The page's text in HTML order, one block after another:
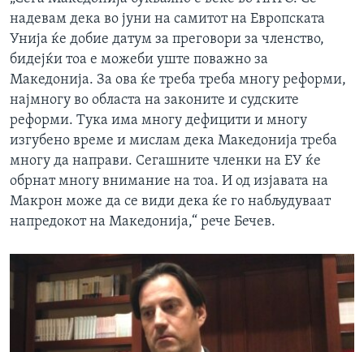
надевам дека во јуни на самитот на Европската
Унија ќе добие датум за преговори за членство,
бидејќи тоа е можеби уште поважно за
Македонија. За ова ќе треба треба многу реформи,
најмногу во областа на законите и судските
реформи. Тука има многу дефицити и многу
изгубено време и мислам дека Македонија треба
многу да направи. Сегашните членки на ЕУ ќе
обрнат многу внимание на тоа. И од изјавата на
Макрон може да се види дека ќе го набљудуваат
напредокот на Македонија,“ рече Бечев.